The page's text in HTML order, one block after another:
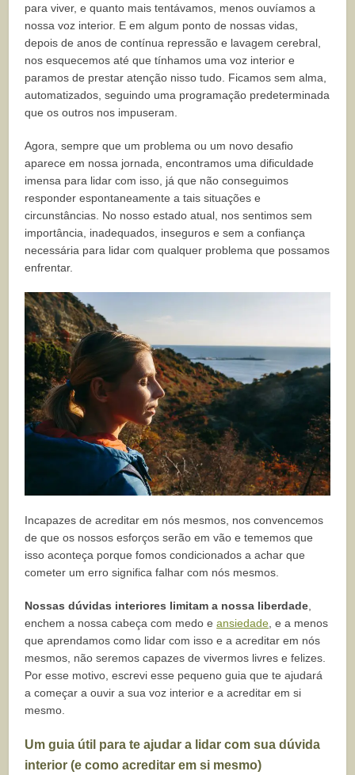
para viver, e quanto mais tentávamos, menos ouvíamos a
nossa voz interior. E em algum ponto de nossas vidas,
depois de anos de contínua repressão e lavagem cerebral,
nos esquecemos até que tínhamos uma voz interior e
paramos de prestar atenção nisso tudo. Ficamos sem alma,
automatizados, seguindo uma programação predeterminada
que os outros nos impuseram.
Agora, sempre que um problema ou um novo desafio
aparece em nossa jornada, encontramos uma dificuldade
imensa para lidar com isso, já que não conseguimos
responder espontaneamente a tais situações e
circunstâncias. No nosso estado atual, nos sentimos sem
importância, inadequados, inseguros e sem a confiança
necessária para lidar com qualquer problema que possamos
enfrentar.
Incapazes de acreditar em nós mesmos, nos convencemos
de que os nossos esforços serão em vão e tememos que
isso aconteça porque fomos condicionados a achar que
cometer um erro significa falhar com nós mesmos.
Nossas dúvidas interiores limitam a nossa liberdade
enchem a nossa cabeça com medo eansiedade , e a menos
que aprendamos como lidar com isso e a acreditar em nós
mesmos, não seremos capazes de vivermos livres e felizes.
Por esse motivo, escrevi esse pequeno guia que te ajudará
a começar a ouvir a sua voz interior e a acreditar em si
mesmo.
Um guia útil para te ajudar a lidar com sua dúvida
interior (e como acreditar em si mesmo)